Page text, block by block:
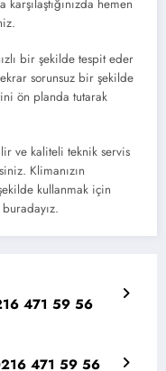
hemen
bir şekilde tespit eder
sorunsuz bir şekilde
ön planda tutarak
ve kaliteli teknik servis
Klimanızın
kullanmak için
471 59 56
471 59 56